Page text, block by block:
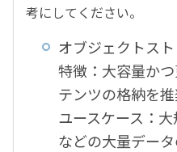
考にしてください。
オブジェクトスト
特徴：大容量か
テンツの格納を
ユースケース：
などの大量デー